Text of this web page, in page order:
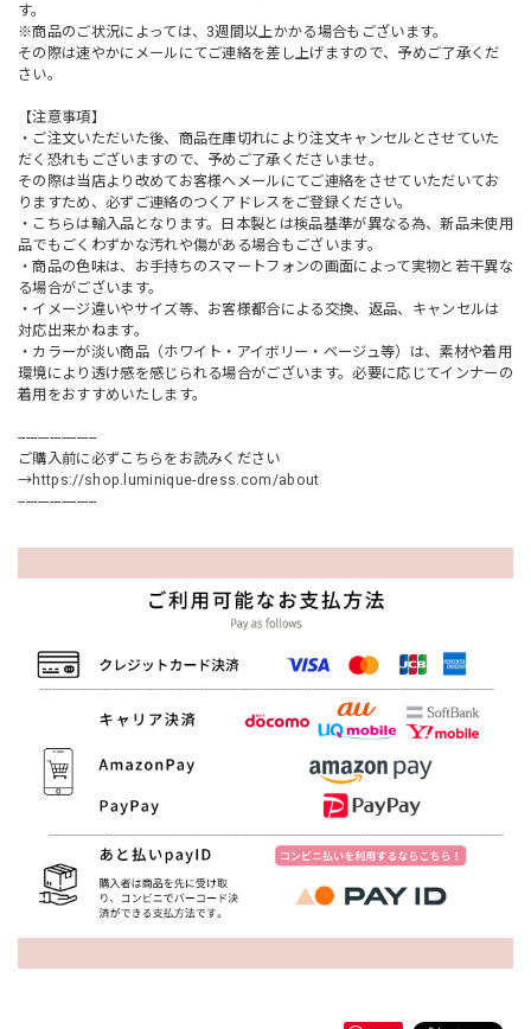
す。
※商品のご状況によっては、3週間以上かかる場合もございます。
その際は速やかにメールにてご連絡を差し上げますので、予めご了承くだ
さい。
【注意事項】
・ご注文いただいた後、商品在庫切れにより注文キャンセルとさせていた
だく恐れもございますので、予めご了承くださいませ。
その際は当店より改めてお客様へメールにてご連絡をさせていただいてお
りますため、必ずご連絡のつくアドレスをご登録ください。
・こちらは輸入品となります。日本製とは検品基準が異なる為、新品未使用
品でもごくわずかな汚れや傷がある場合もございます。
・商品の色味は、お手持ちのスマートフォンの画面によって実物と若干異な
る場合がございます。
・イメージ違いやサイズ等、お客様都合による交換、返品、キャンセルは
対応出来かねます。
・カラーが淡い商品（ホワイト・アイボリー・ベージュ等）は、素材や着用
環境により透け感を感じられる場合がございます。必要に応じてインナーの
着用をおすすめいたします。
--------------------
ご購入前に必ずこちらをお読みください
→https://shop.luminique-dress.com/about
--------------------